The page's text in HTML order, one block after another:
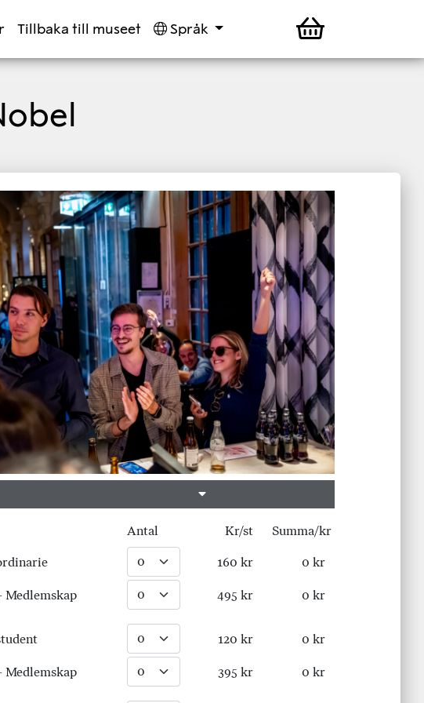
Tillbaka till museet Språk
Antal Kr/st Summa/kr
160 kr 0 kr
495 kr 0 kr
120 kr 0 kr
395 kr 0 kr